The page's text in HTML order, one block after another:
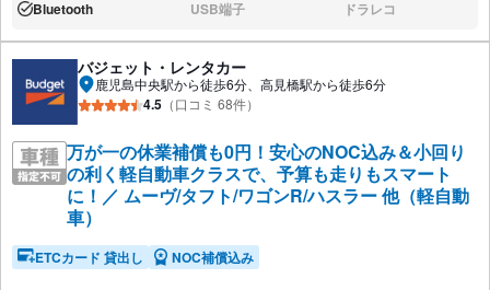
あり:Bluetooth なし:USB端子 なし:ドラレコ
バジェット・レンタカー
鹿児島中央駅から徒歩6分、高見橋駅から徒歩6分
4.5 （口コミ 68件）
万が一の休業補償も0円！安心のNOC込み＆小回り
の利く軽自動車クラスで、予算も走りもスマート
に！／ ムーヴ/タフト/ワゴンR/ハスラー 他（軽自動
車）
ETCカード 貸出し NOC補償込み